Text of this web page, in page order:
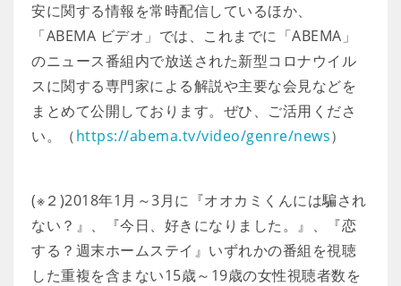
安に関する情報を常時配信しているほか、
「ABEMA ビデオ」では、これまでに「ABEMA」
のニュース番組内で放送された新型コロナウイル
スに関する専門家による解説や主要な会見などを
まとめて公開しております。ぜひ、ご活用くださ
い。（https://abema.tv/video/genre/news）
(※２)2018年1月～3月に『オオカミくんには騙され
ない？』、『今日、好きになりました。』、『恋
する？週末ホームステイ』いずれかの番組を視聴
した重複を含まない15歳～19歳の女性視聴者数を